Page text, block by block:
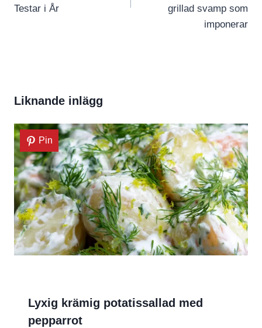
Testar i År
grillad svamp som
imponerar
Liknande inlägg
Pin
Lyxig krämig potatissallad med
pepparrot